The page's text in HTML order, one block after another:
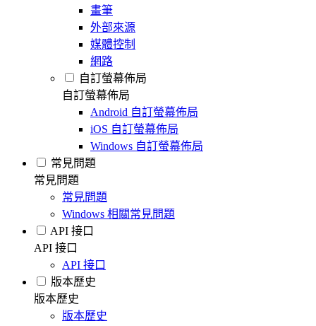
畫筆
外部來源
媒體控制
網路
自訂螢幕佈局
自訂螢幕佈局
Android 自訂螢幕佈局
iOS 自訂螢幕佈局
Windows 自訂螢幕佈局
常見問題
常見問題
常見問題
Windows 相關常見問題
API 接口
API 接口
API 接口
版本歷史
版本歷史
版本歷史